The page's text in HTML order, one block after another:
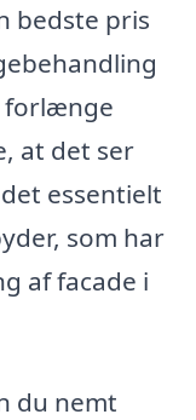
bedste pris
forlænge
at det ser
essentielt
som har
af facade i
du nemt